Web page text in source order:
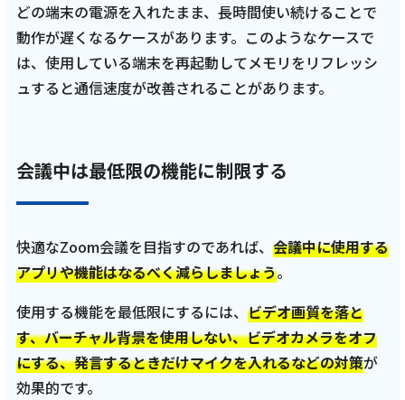
どの端末の電源を入れたまま、長時間使い続けることで
動作が遅くなるケースがあります。このようなケースで
は、使用している端末を再起動してメモリをリフレッシ
ュすると通信速度が改善されることがあります。
会議中は最低限の機能に制限する
快適なZoom会議を目指すのであれば、 会議中に使用する
アプリや機能はなるべく減らしましょう。
使用する機能を最低限にするには、 ビデオ画質を落と
す、バーチャル背景を使用しない、ビデオカメラをオフ
にする、発言するときだけマイクを入れるなどの対策が
効果的です。